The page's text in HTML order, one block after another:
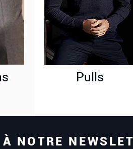
Pulls
NOTRE